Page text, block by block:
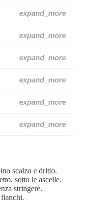
expand_more
expand_more
expand_more
expand_more
expand_more
expand_more
scalzo e dritto.
sotto le ascelle.
stringere.